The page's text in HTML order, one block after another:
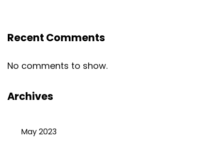
Recent Comments
No comments to show.
Archives
May 2023